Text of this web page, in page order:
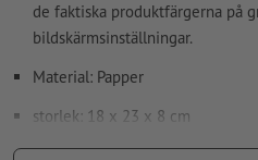
Hur skapar jag utskriftsdata korrekt?
de faktiska produktfärgerna på
bildskärmsinställningar.
Material: Papper
storlek: 18 x 23 x 8 cm
Förpackning: Inte enskilt